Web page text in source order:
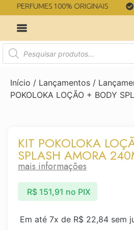
PERFUMES 100% ORIGINAIS
Início / Lançamentos /
POKOLOKA LOÇÃO + BODY
KIT POKOLOKA
SPLASH AMORA
mais informações
Em até 7x de R$ 22,84 sem
R$151,91 no PIX